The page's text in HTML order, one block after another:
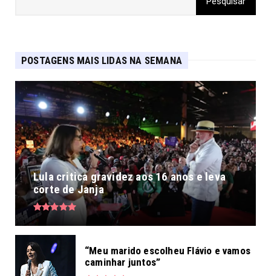
POSTAGENS MAIS LIDAS NA SEMANA
Lula critica gravidez aos 16 anos e leva
corte de Janja
“Meu marido escolheu Flávio e vamos
caminhar juntos”